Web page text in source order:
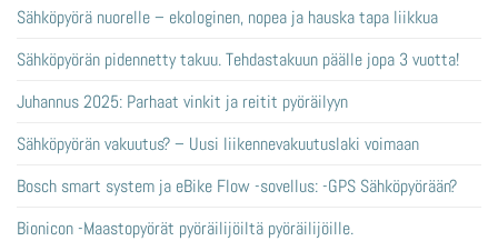
Sähköpyörä nuorelle – ekologinen, nopea ja hauska tapa liikkua
Sähköpyörän pidennetty takuu. Tehdastakuun päälle jopa 3 vuotta!
Juhannus 2025: Parhaat vinkit ja reitit pyöräilyyn
Sähköpyörän vakuutus? – Uusi liikennevakuutuslaki voimaan
Bosch smart system ja eBike Flow -sovellus: -GPS Sähköpyörään?
Bionicon -Maastopyörät pyöräilijöiltä pyöräilijöille.